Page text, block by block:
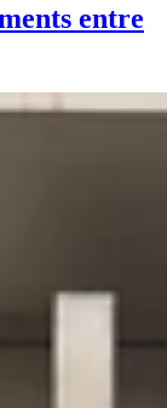
entre